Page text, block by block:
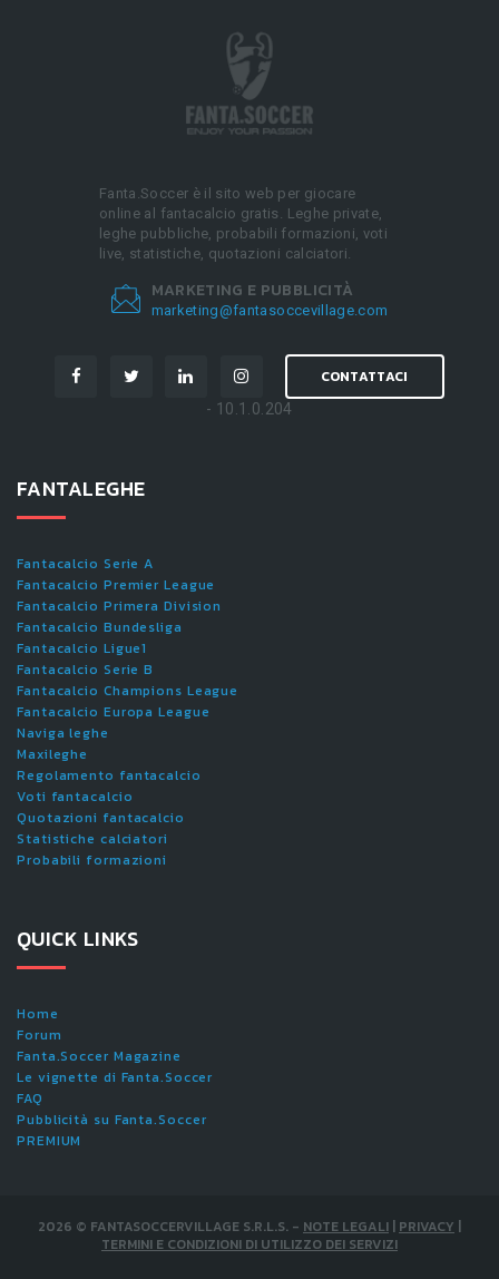
Fanta.Soccer è il sito web per giocare
online al fantacalcio gratis. Leghe private,
leghe pubbliche, probabili formazioni, voti
live, statistiche, quotazioni calciatori.
MARKETING E PUBBLICITÀ
marketing@fantasoccevillage.com
CONTATTACI
- 10.1.0.204
FANTALEGHE
Fantacalcio Serie A
Fantacalcio Premier League
Fantacalcio Primera Division
Fantacalcio Bundesliga
Fantacalcio Ligue1
Fantacalcio Serie B
Fantacalcio Champions League
Fantacalcio Europa League
Naviga leghe
Maxileghe
Regolamento fantacalcio
Voti fantacalcio
Quotazioni fantacalcio
Statistiche calciatori
Probabili formazioni
QUICK LINKS
Home
Forum
Fanta.Soccer Magazine
Le vignette di Fanta.Soccer
FAQ
Pubblicità su Fanta.Soccer
PREMIUM
2026 © FANTASOCCERVILLAGE S.R.L.S. - NOTE LEGALI PRIVACY
TERMINI E CONDIZIONI DI UTILIZZO DEI SERVIZI